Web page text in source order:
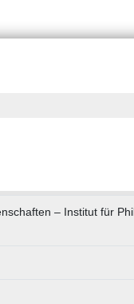
– Institut für